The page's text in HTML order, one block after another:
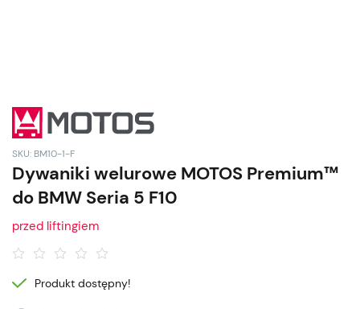
SKU: BM10-1-F
Dywaniki welurowe MOTOS Premium™
do BMW Seria 5 F10
przed liftingiem
Produkt dostępny!